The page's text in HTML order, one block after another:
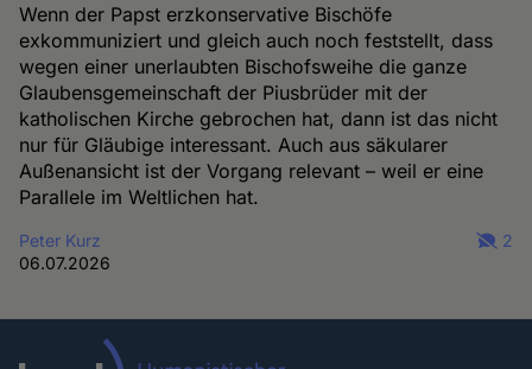
Wenn der Papst erzkonservative Bischöfe
exkommuniziert und gleich auch noch feststellt, dass
wegen einer unerlaubten Bischofsweihe die ganze
Glaubensgemeinschaft der Piusbrüder mit der
katholischen Kirche gebrochen hat, dann ist das nicht
nur für Gläubige interessant. Auch aus säkularer
Außenansicht ist der Vorgang relevant – weil er eine
Parallele im Weltlichen hat.
Peter Kurz
06.07.2026
2